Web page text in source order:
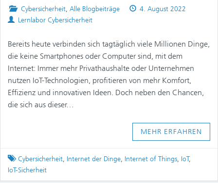
Posted
in
Cybersicherheit, Alle Blogbeiträge
Published
4. August 2022
Authors
Lernlabor Cybersicherheit
Bereits heute verbinden sich tagtäglich viele Millionen Dinge,
die keine Smartphones oder Computer sind, mit dem
Internet: Immer mehr Privathaushalte oder Unternehmen
nutzen IoT-Technologien, profitieren von mehr Komfort,
Effizienz und innovativen Ideen. Doch neben den Chancen,
die sich aus dieser…
MEHR ERFAHREN
Tagged
Cybersicherheit, Internet der Dinge, Internet of Things, IoT,
IoT-Sicherheit